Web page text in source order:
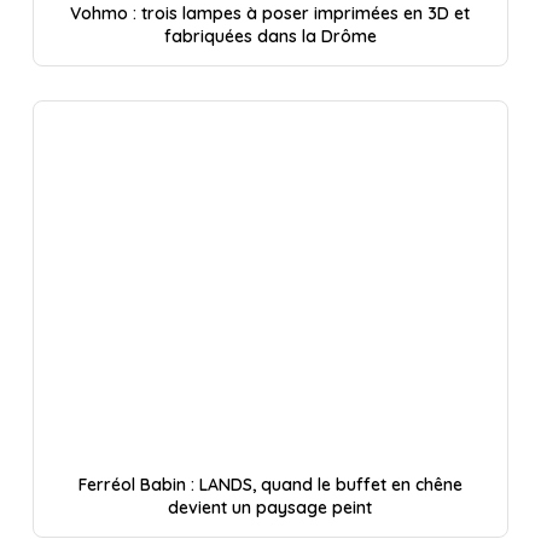
Vohmo : trois lampes à poser imprimées en 3D et
fabriquées dans la Drôme
Ferréol Babin : LANDS, quand le buffet en chêne
devient un paysage peint